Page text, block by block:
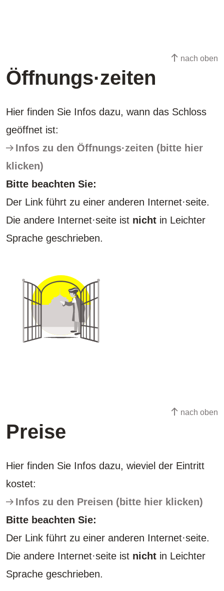
nach oben
Öffnungs·zeiten
Hier finden Sie Infos dazu, wann das Schloss
geöffnet ist:
Infos zu den Öffnungs·zeiten (bitte hier
klicken)
Bitte beachten Sie:
Der Link führt zu einer anderen Internet·seite.
Die andere Internet·seite ist nicht in Leichter
Sprache geschrieben.
nach oben
Preise
Hier finden Sie Infos dazu, wieviel der Eintritt
kostet:
Infos zu den Preisen (bitte hier klicken)
Bitte beachten Sie:
Der Link führt zu einer anderen Internet·seite.
Die andere Internet·seite ist nicht in Leichter
Sprache geschrieben.